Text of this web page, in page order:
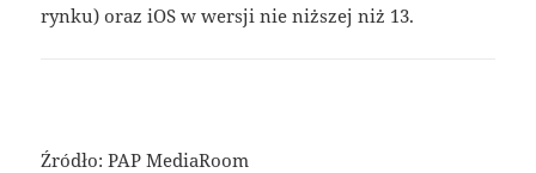
rynku) oraz iOS w wersji nie niższej niż 13.
Źródło: PAP MediaRoom